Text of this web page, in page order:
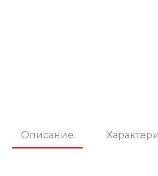
Описание